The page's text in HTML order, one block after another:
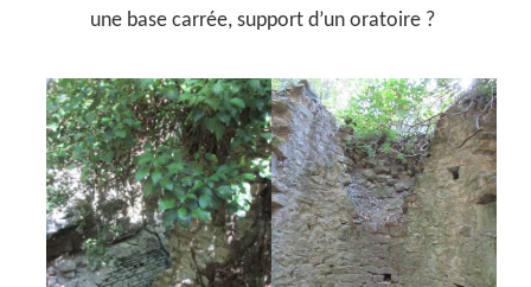
une base carrée, support d’un oratoire ?